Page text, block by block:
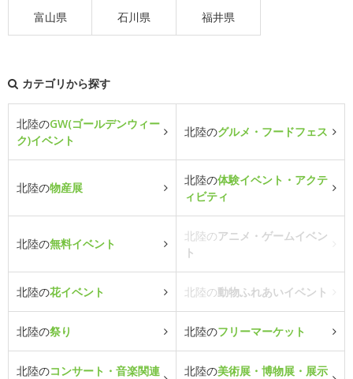
富山県 石川県 福井県
カテゴリから探す
北陸のGW(ゴールデンウィー
ク)イベント
北陸のグルメ・フードフェス
北陸の物産展
北陸の体験イベント・アクテ
ィビティ
北陸の無料イベント
北陸のアニメ・ゲームイベン
ト
北陸の花イベント 北陸の動物ふれあいイベント
北陸の祭り 北陸のフリーマーケット
北陸のコンサート・音楽関連
北陸の美術展・博物展・展示